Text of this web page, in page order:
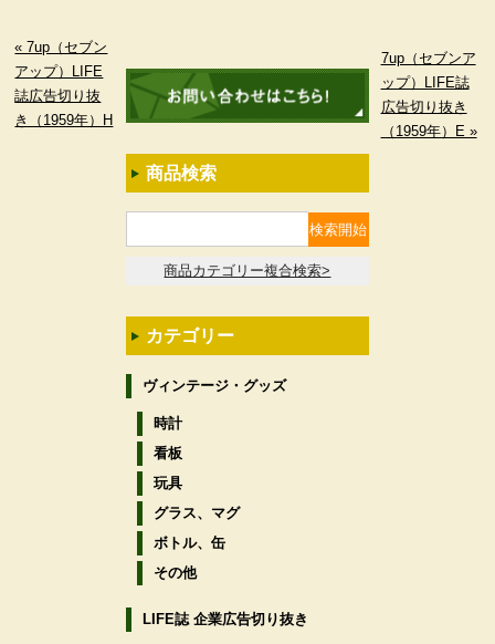
« 7up（セブン
アップ）LIFE
誌広告切り抜
き（1959年）H
7up（セブンア
ップ）LIFE誌
広告切り抜き
（1959年）E »
商品検索
商品カテゴリー複合検索>
カテゴリー
ヴィンテージ・グッズ
時計
看板
玩具
グラス、マグ
ボトル、缶
その他
LIFE誌 企業広告切り抜き